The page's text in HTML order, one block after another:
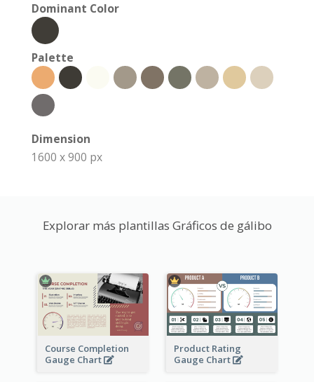
Dominant Color
Palette
Dimension
1600 x 900 px
Explorar más plantillas Gráficos de gálibo
Course Completion
Gauge Chart
Product Rating
Gauge Chart